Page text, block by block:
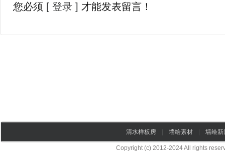
您必须 [ 登录 ] 才能发表留言！
清水样板房 墙绘素材 墙绘新
Copyright (c) 2012-2024 All rights